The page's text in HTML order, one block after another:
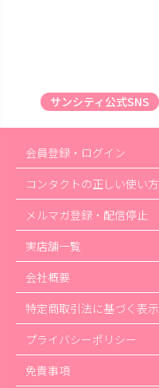
サンシティ公式SNS
会員登録・ログイン
コンタクトの正しい使い方
メルマガ登録・配信停止
実店舗一覧
会社概要
特定商取引法に基づく表示
プライバシーポリシー
免責事項